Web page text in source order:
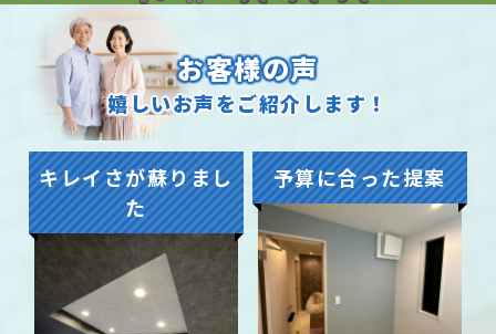
お客様の声
嬉しいお声をご紹介します！
キレイさが蘇りまし
た
予算に合った提案